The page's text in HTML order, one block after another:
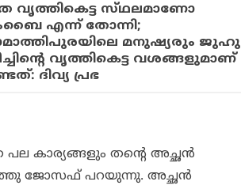
വൃത്തികെട്ട സ്‌ഥലമാണോ
എന്ന് തോന്നി;
മനുഷ്യരും ജുഹു
വൃത്തികെട്ട വശങ്ങളുമാണ്
ദിവ്യ പ്രഭ
കാര്യങ്ങളും തന്റെ അച്ഛൻ
ജോസഫ് പറയുന്നു. അച്ഛൻ